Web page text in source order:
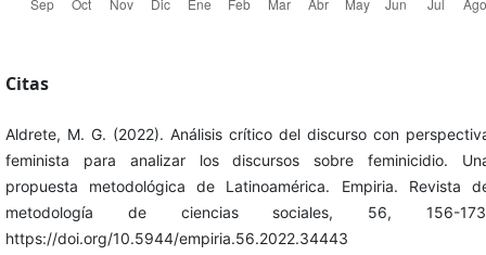
Citas
Aldrete, M. G. (2022). Análisis crítico del discurso con
feminista para analizar los discursos sobre feminicidio.
propuesta metodológica de Latinoamérica. Empiria. Revista
metodología de ciencias sociales, 56, 156-
https://doi.org/10.5944/empiria.56.2022.34443